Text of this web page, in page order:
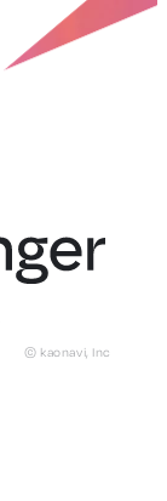
© kaonavi, Inc